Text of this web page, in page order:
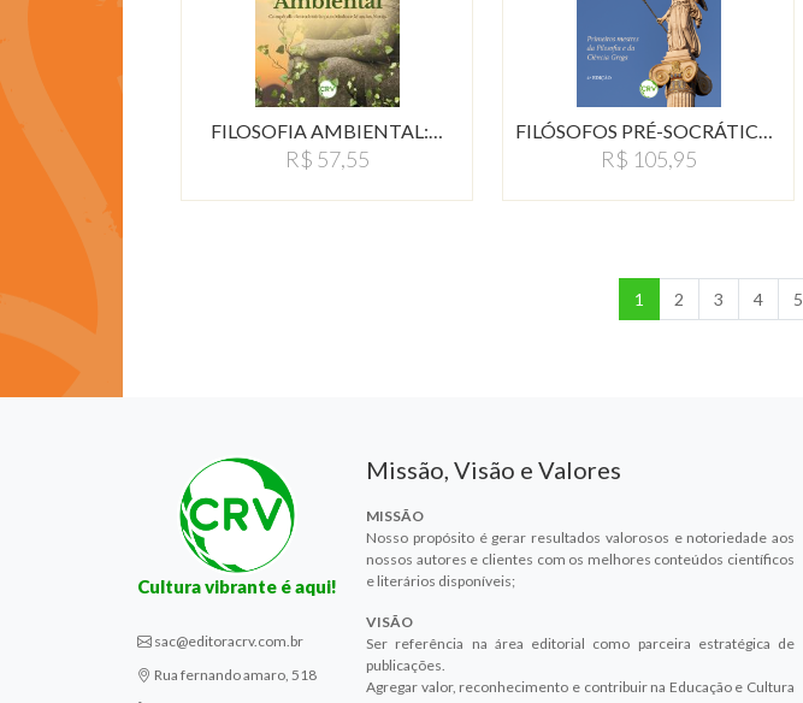
FILOSOFIA AMBIENTAL:…
R$ 57,55
FILÓSOFOS PRÉ-SOCRÁTICOS:…
R$ 105,95
1 2 3 4 5
Cultura vibrante é aqui!
sac@editoracrv.com.br
Rua fernando amaro, 518
Missão, Visão e Valores
MISSÃO
Nosso propósito é gerar resultados valorosos e notoriedade aos
nossos autores e clientes com os melhores conteúdos científicos
e literários disponíveis;
VISÃO
Ser referência na área editorial como parceira estratégica de
publicações.
Agregar valor, reconhecimento e contribuir na Educação e Cultura